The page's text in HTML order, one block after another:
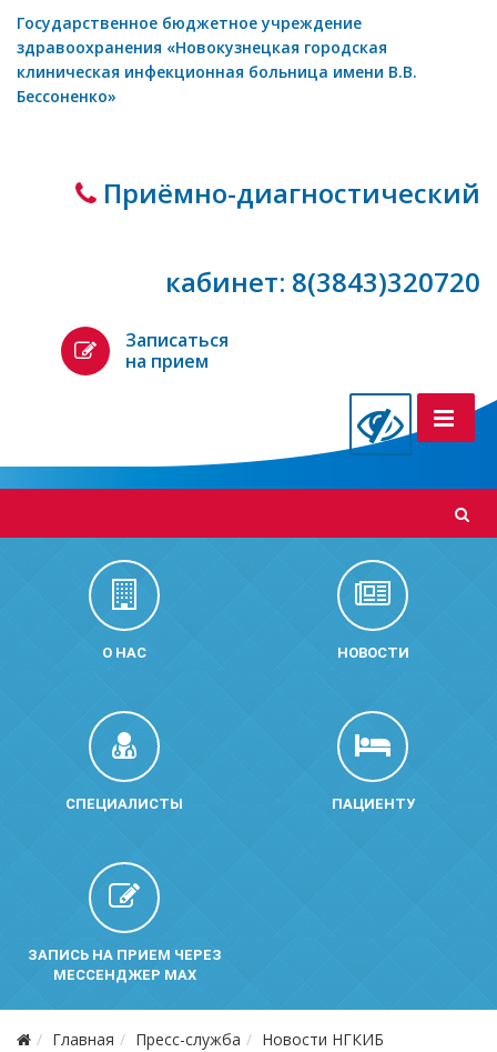
Государственное бюджетное учреждение
здравоохранения «Новокузнецкая городская
клиническая инфекционная больница имени В.В.
Бессоненко»
Приёмно-диагностический
кабинет: 8(3843)320720
Записаться
на прием
О НАС НОВОСТИ
СПЕЦИАЛИСТЫ ПАЦИЕНТУ
ЗАПИСЬ НА ПРИЕМ ЧЕРЕЗ
МЕССЕНДЖЕР MAX
Главная Пресс-служба Новости НГКИБ